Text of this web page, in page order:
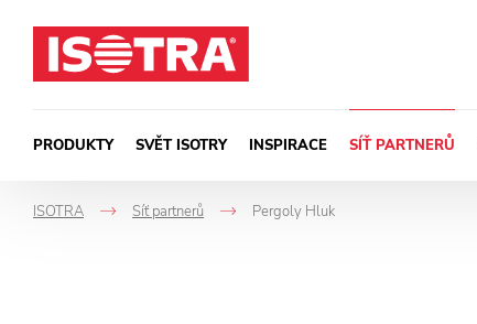
PRODUKTY SVĚT ISOTRY INSPIRACE SÍŤ PARTNERŮ
ISOTRA
->
Síť partnerů Pergoly Hluk